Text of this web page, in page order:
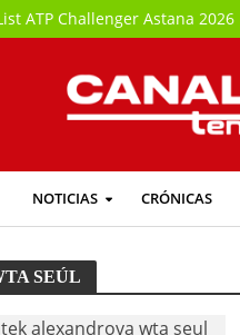
ATP Challenger Astana 2026
NOTICIAS CRÓNICAS
SEÚL